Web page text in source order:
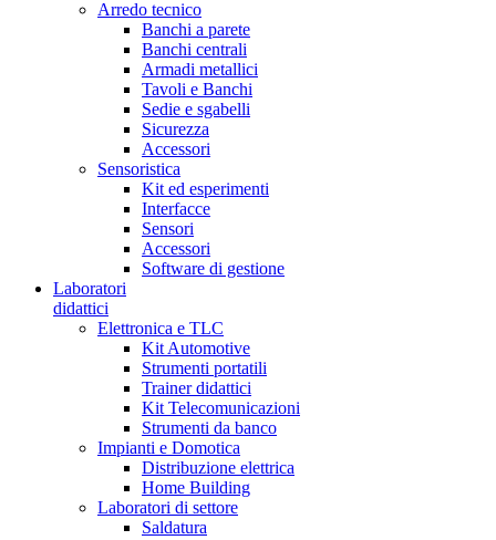
Arredo tecnico
Banchi a parete
Banchi centrali
Armadi metallici
Tavoli e Banchi
Sedie e sgabelli
Sicurezza
Accessori
Sensoristica
Kit ed esperimenti
Interfacce
Sensori
Accessori
Software di gestione
Laboratori
didattici
Elettronica e TLC
Kit Automotive
Strumenti portatili
Trainer didattici
Kit Telecomunicazioni
Strumenti da banco
Impianti e Domotica
Distribuzione elettrica
Home Building
Laboratori di settore
Saldatura